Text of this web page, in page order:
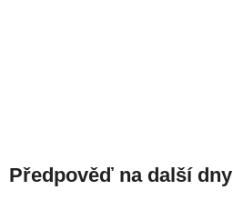
Předpověď na další dny